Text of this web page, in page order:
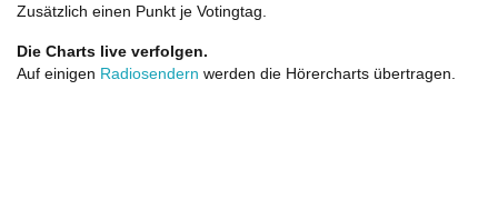
Zusätzlich einen Punkt je Votingtag.
Die Charts live verfolgen.
Auf einigen Radiosendern werden die Hörercharts übertragen.